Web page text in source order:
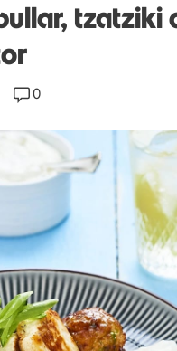
tzatziki
Receptet har 0
0